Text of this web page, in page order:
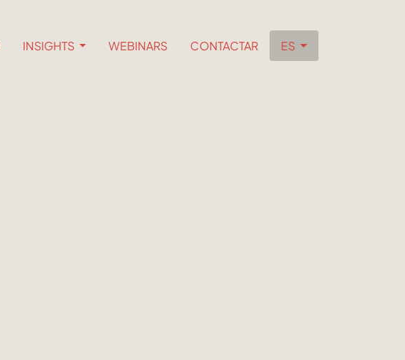
INSIGHTS WEBINARS CONTACTAR ES